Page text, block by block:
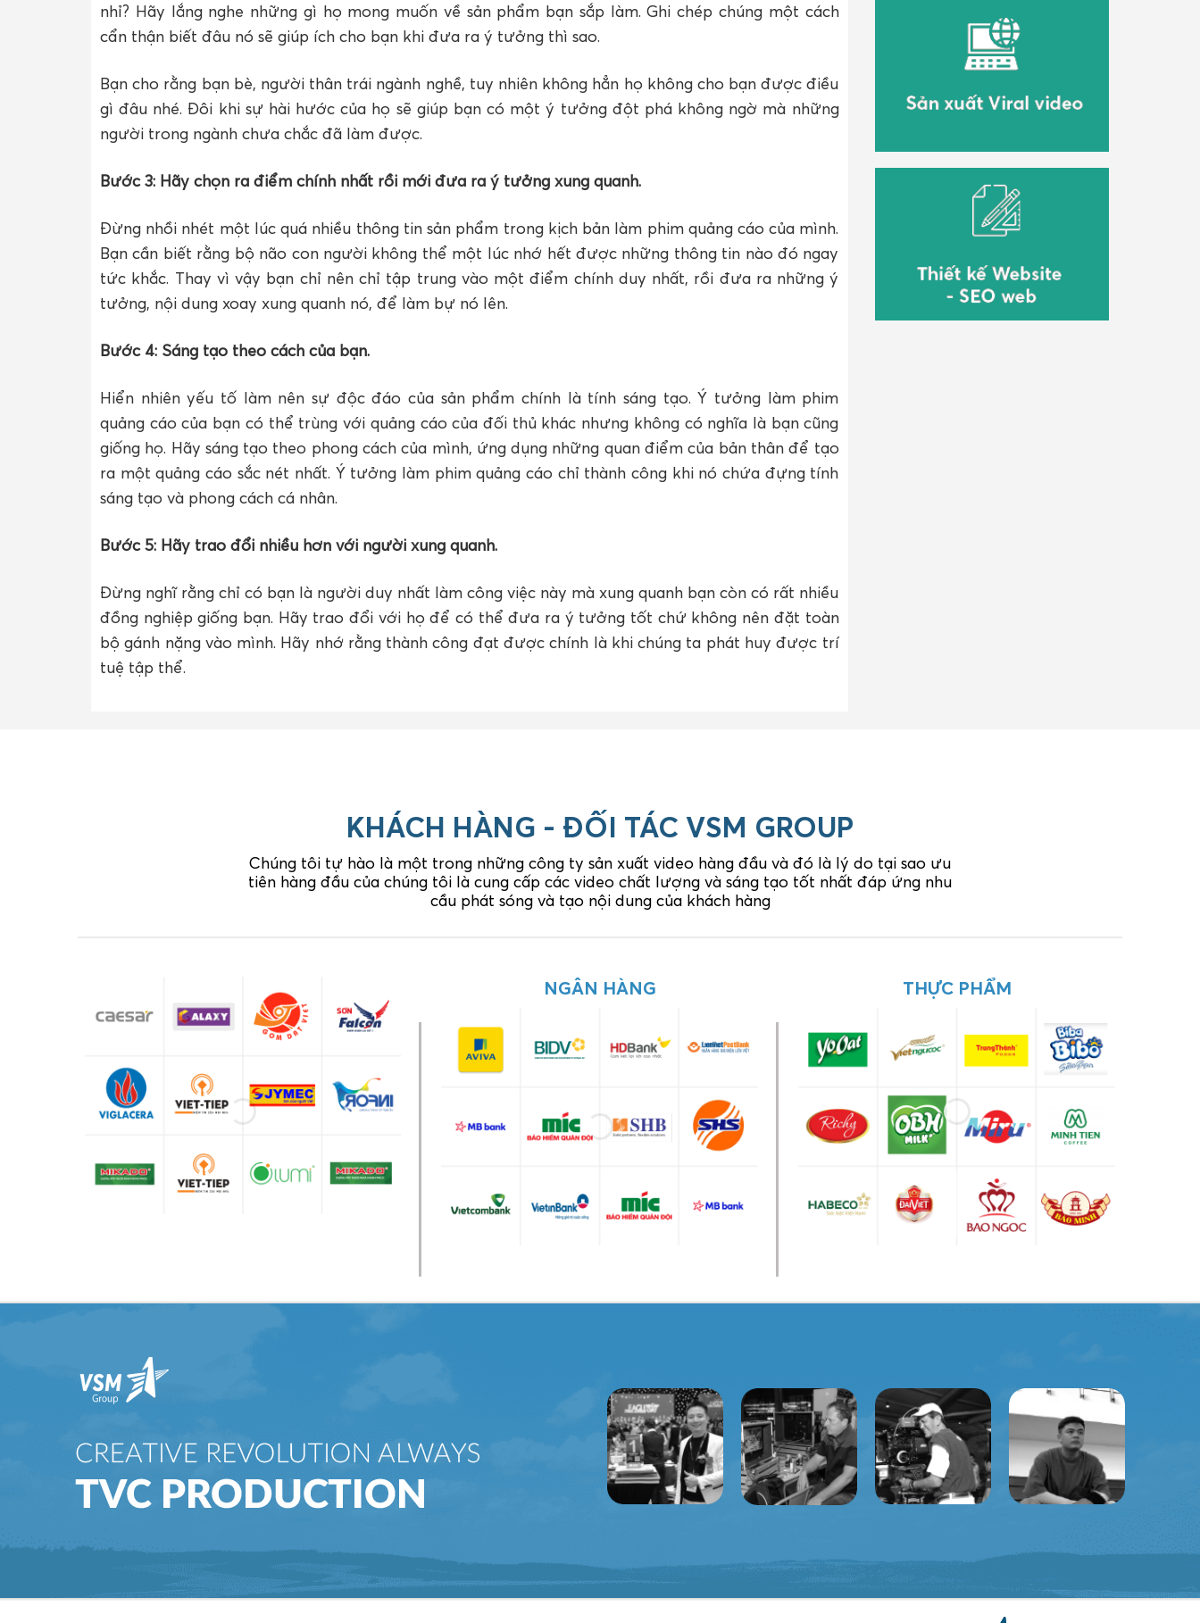
nhỉ? Hãy lắng nghe những gì họ mong muốn về sản phẩm bạn sắp làm. Ghi chép chúng một cách
cẩn thận biết đâu nó sẽ giúp ích cho bạn khi đưa ra ý tưởng thì sao.
Bạn cho rằng bạn bè, người thân trái ngành nghề, tuy nhiên không hẳn họ không cho bạn được điều
gì đâu nhé. Đôi khi sự hài hước của họ sẽ giúp bạn có một ý tưởng đột phá không ngờ mà những
người trong ngành chưa chắc đã làm được.
Bước 3: Hãy chọn ra điểm chính nhất rồi mới đưa ra ý tưởng xung quanh.
Đừng nhồi nhét một lúc quá nhiều thông tin sản phẩm trong kịch bản làm phim quảng cáo của mình.
Bạn cần biết rằng bộ não con người không thể một lúc nhớ hết được những thông tin nào đó ngay
tức khắc. Thay vì vậy bạn chỉ nên chỉ tập trung vào một điểm chính duy nhất, rồi đưa ra những ý
tưởng, nội dung xoay xung quanh nó, để làm bự nó lên.
Bước 4: Sáng tạo theo cách của bạn.
Hiển nhiên yếu tố làm nên sự độc đáo của sản phẩm chính là tính sáng tạo. Ý tưởng làm phim
quảng cáo của bạn có thể trùng với quảng cáo của đối thủ khác nhưng không có nghĩa là bạn cũng
giống họ. Hãy sáng tạo theo phong cách của mình, ứng dụng những quan điểm của bản thân để tạo
ra một quảng cáo sắc nét nhất. Ý tưởng làm phim quảng cáo chỉ thành công khi nó chứa đựng tính
sáng tạo và phong cách cá nhân.
Bước 5: Hãy trao đổi nhiều hơn với người xung quanh.
Đừng nghĩ rằng chỉ có bạn là người duy nhất làm công việc này mà xung quanh bạn còn có rất nhiều
đồng nghiệp giống bạn. Hãy trao đổi với họ để có thể đưa ra ý tưởng tốt chứ không nên đặt toàn
bộ gánh nặng vào mình. Hãy nhớ rằng thành công đạt được chính là khi chúng ta phát huy được trí
tuệ tập thể.
KHÁCH HÀNG - ĐỐI TÁC VSM GROUP
Chúng tôi tự hào là một trong những công ty sản xuất video hàng đầu và đó là lý do tại sao ưu
tiên hàng đầu của chúng tôi là cung cấp các video chất lượng và sáng tạo tốt nhất đáp ứng nhu
cầu phát sóng và tạo nội dung của khách hàng
GIA DỤNG
NGÂN HÀNG
DƯỢC PHẨM
THỰC PHẨM